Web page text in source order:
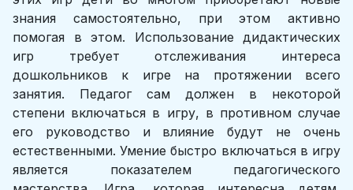
знания самостоятельно, при этом активно
помогая в этом. Использование дидактических
игр требует отслеживания интереса
дошкольников к игре на протяжении всего
занятия. Педагог сам должен в некоторой
степени включаться в игру, в противном случае
его руководство и влияние будут не очень
естественными. Умение быстро включаться в игру
является показателем педагогического